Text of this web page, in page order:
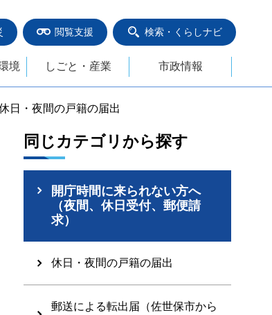
閲覧支援 検索・くらしナビ
境 しごと・産業 市政情報
日・夜間の戸籍の届出
同じカテゴリから探す
開庁時間に来られない方へ
（夜間、休日受付、郵便請
求）
休日・夜間の戸籍の届出
郵送による転出届（佐世保市から